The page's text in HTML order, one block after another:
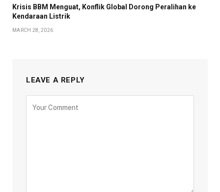
Krisis BBM Menguat, Konflik Global Dorong Peralihan ke
Kendaraan Listrik
MARCH 28, 2026
LEAVE A REPLY